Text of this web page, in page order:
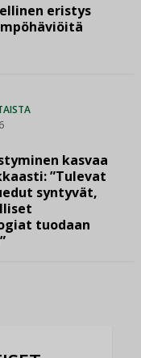
eristys
kasvaa
”Tulevat
syntyvät,
tuodaan